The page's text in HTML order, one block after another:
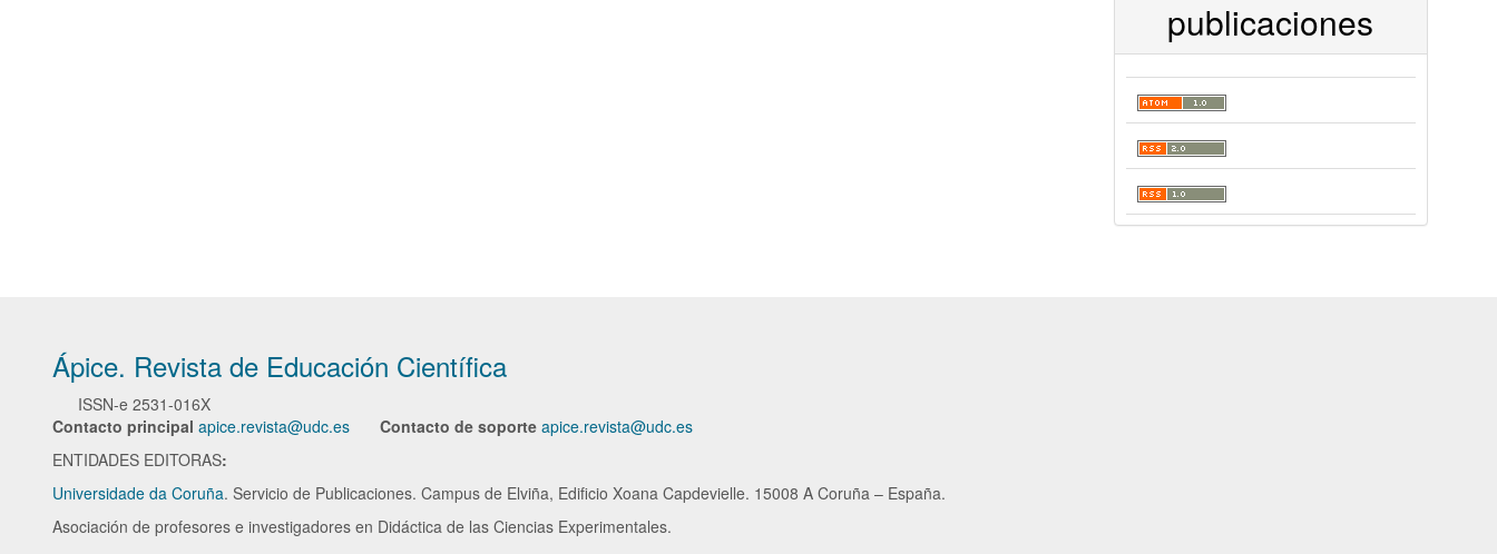
publicaciones
Ápice. Revista de Educación Científica
ISSN-e 2531-016X
Contacto principal apice.revista@udc.es Contacto de soporte apice.revista@udc.es
ENTIDADES EDITORAS:
Universidade da Coruña. Servicio de Publicaciones. Campus de Elviña, Edificio Xoana Capdevielle. 15008 A Coruña – España.
Asociación de profesores e investigadores en Didáctica de las Ciencias Experimentales.